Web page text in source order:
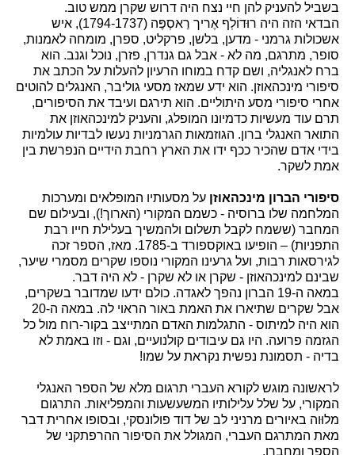
בשביל להעניק להן חיי נצח היה דרוש שקרן ממש טוב.
הבדאי הזה היה רוּדוֹלְף אֶריך רַאסְפֶּה (1794-1737), איש
אשכולות גרמני - מדען, בלשן, פרקליט, ספרן, מומחה לאמנות,
סופר, מתרגם, מה לא - אבל גם גנדרן, פזרן, נוכל וגנב. הוא
ברח לאנגליה, ושם קדח במוחו הרעיון להעלות על הכתב את
סיפורי מינכהאוזן. הוא ידע שמאז מסעי גוליבר, האנגלים להוטים
אחרי סיפורי מסע היתוליים. הוא תירגם ועיבד את הסיפורים,
תרם עוד מעשיות כדמיונו המופלג, והעניק למינכהאוזן את
התואר האנגלי ברון. הגוזמאות הגרמניות נעשו לבדיות עולמיות
בידי אדם שהכיר ככף ידו את הארץ רחבת הידיים הנפרשת בין
אמת לשקר.
סיפורי הברון מינכהאוזן על מסעותיו המופלאים ומערכות
המלחמה שלו ברוסיה - כשמם המקורי (הארוך!), ובעילום שם
המחבר (ששמח לקבל תשלום ולהמשיך בעלילת חייו רבת
התפניות) – הופיעו באוקספורד ב-1785. מאז, הספר זכה
לגירסאות רבות, ועל גרעינו המקורי נוספו שקרים מסמרי שיער,
שבינם למינכהאוזן - שקרן או לא שקרן - לא היה דבר.
במאה ה-19 הברון נהפך לאגדה. כולם ידעו שמדובר בשקרים,
אבל שקרים שתיארו את האמת באור הראוי לה. במאה ה-20
הוא היה למיתוס - התגלמות האדם המתייצב בקור-רוח מול כל
הגזמה פרועה. היו גם עיבודים קולנועיים, וגם - וזו באמת לא
בדיה - תסמונת נפשית נקראת על שמו!
לראשונה מוגש לקורא העברי תרגום מלא של הספר האנגלי
המקורי, על שלל עלילותיו המשעשעות והמפליאות. התרגום
מלוּוה באיורים מרניני לב של דוד פולונסקי, ובסופו אחרית דבר
מאת המתרגם העברי, המגולל את הסיפור ההרפתקני של
הספר ומחברו.